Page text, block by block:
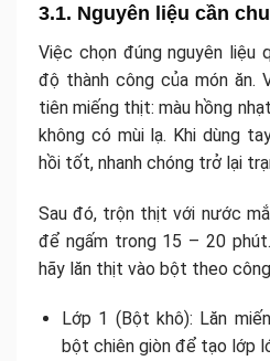
3.1. Nguyên liệu cần
Việc chọn đúng nguyên liệu
độ thành công của món ăn.
tiên miếng thịt: màu hồng
không có mùi lạ. Khi dùng
hồi tốt, nhanh chóng trở lại
Sau đó, trộn thịt với nước
để ngấm trong 15 – 20
hãy lăn thịt vào bột theo
Lớp 1 (Bột khô): Lăn
bột chiên giòn để tạo lớp